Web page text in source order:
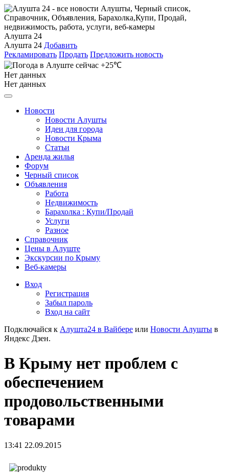
Алушта 24
Алушта 24 Добавить
Рекламировать Продать Предложить новость
+25℃
Нет данных
Нет данных
Новости
Новости Алушты
Идеи для города
Новости Крыма
Статьи
Аренда жилья
Форум
Черный список
Объявления
Работа
Недвижимость
Барахолка : Купи/Продай
Услуги
Разное
Справочник
Цены в Алуште
Экскурсии по Крыму
Веб-камеры
Вход
Регистрация
Забыл пароль
Вход на сайт
Подключайся к Алушта24 в Вайбере или Новости Алушты в
Яндекс Дзен.
В Крыму нет проблем с
обеспечением
продовольственными
товарами
13:41 22.09.2015